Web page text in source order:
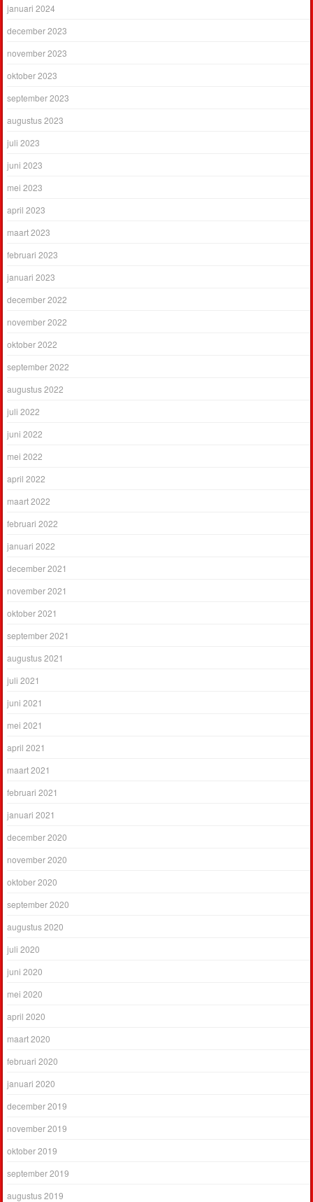
januari 2024
december 2023
november 2023
oktober 2023
september 2023
augustus 2023
juli 2023
juni 2023
mei 2023
april 2023
maart 2023
februari 2023
januari 2023
december 2022
november 2022
oktober 2022
september 2022
augustus 2022
juli 2022
juni 2022
mei 2022
april 2022
maart 2022
februari 2022
januari 2022
december 2021
november 2021
oktober 2021
september 2021
augustus 2021
juli 2021
juni 2021
mei 2021
april 2021
maart 2021
februari 2021
januari 2021
december 2020
november 2020
oktober 2020
september 2020
augustus 2020
juli 2020
juni 2020
mei 2020
april 2020
maart 2020
februari 2020
januari 2020
december 2019
november 2019
oktober 2019
september 2019
augustus 2019